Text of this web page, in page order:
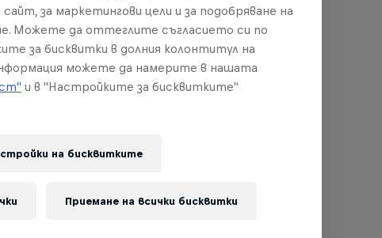
за маркетингови цели и за подобряване на
Можете да оттеглите съгласието си по
за бисквитки в долния колонтитул на
можете да намерите в нашата
и в "Настройките за бисквитките"
на бисквитките
Приемане на всички бисквитки